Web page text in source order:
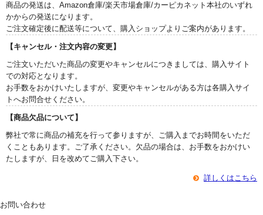
商品の発送は、Amazon倉庫/楽天市場倉庫/カーピカネット本社のいずれ
かからの発送になります。
ご注文確定後に配送等について、購入ショップよりご案内があります。
【キャンセル・注文内容の変更】
ご注文いただいた商品の変更やキャンセルにつきましては、購入サイト
での対応となります。
お手数をおかけいたしますが、変更やキャンセルがある方は各購入サイ
トへお問合せください。
【商品欠品について】
弊社で常に商品の補充を行って参りますが、ご購入までお時間をいただ
くこともあります。ご了承ください。欠品の場合は、お手数をおかけい
たしますが、日を改めてご購入下さい。
詳しくはこちら
お問い合わせ